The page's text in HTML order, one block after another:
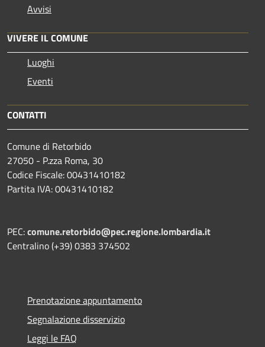
Avvisi
VIVERE IL COMUNE
Luoghi
Eventi
CONTATTI
Comune di Retorbido
27050 - P.zza Roma, 30
Codice Fiscale: 00431410182
Partita IVA: 00431410182
PEC:comune.retorbido@pec.regione.lombardia.it
Centralino (+39) 0383 374502
Prenotazione appuntamento
Segnalazione disservizio
Leggi le FAQ